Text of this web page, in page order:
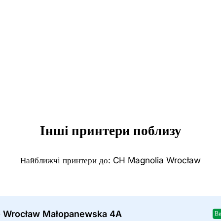
Інші принтери поблизу
Найближчі принтери до: CH Magnolia Wrocław
Małopanewska 4A